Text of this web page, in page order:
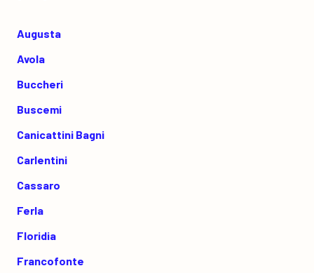
Augusta
Avola
Buccheri
Buscemi
Canicattini Bagni
Carlentini
Cassaro
Ferla
Floridia
Francofonte